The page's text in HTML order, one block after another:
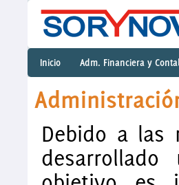
Inicio Adm. Financiera y
Debido a las